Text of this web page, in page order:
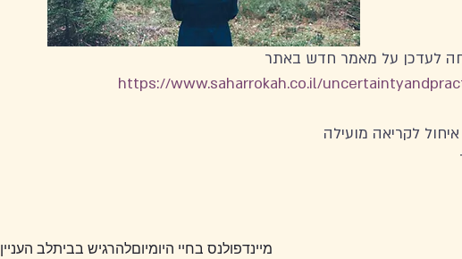
לעדכן על מאמר חדש באתר
https://www.saharrokah.co.il/
לקריאה מועילה
מיינדפולנס בחיי היומיוםלהרגיש בביתלב העניין